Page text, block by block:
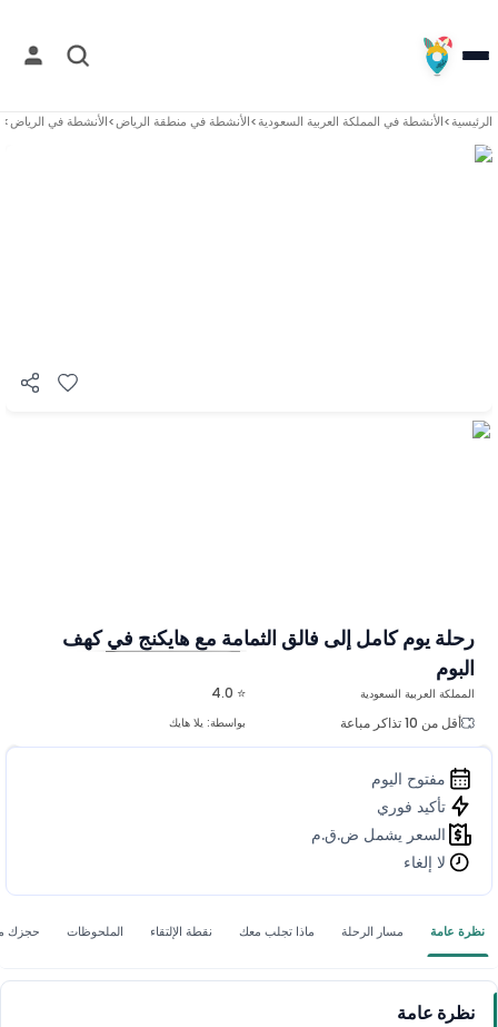
الرئيسية>الأنشطة في المملكة العربية السعودية>الأنشطة في منطقة الرياض>الأنشطة في الرياض>
رحلة يوم كامل إلى فالق الثمامة مع هايكنج في كهف
البوم
⭐ 4.0
أقل من 10 تذاكر مباعة
بواسطة: يلا هايك
المملكة العربية السعودية
مفتوح اليوم
تأكيد فوري
السعر يشمل ض.ق.م
لا إلغاء
نظرة عامة مسار الرحلة ماذا تجلب معك نقطة الإلتقاء الملحوظات حجزك
نظرة عامة